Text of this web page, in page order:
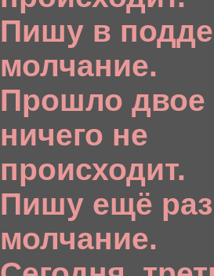
Пишу в
молчание.
Прошло двое
ничего не
происходит.
Пишу ещё
молчание.